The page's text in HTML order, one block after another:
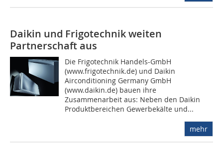
Daikin und Frigotechnik weiten
Partnerschaft aus
Die Frigotechnik Handels-GmbH
(www.frigotechnik.de) und Daikin
Airconditioning Germany GmbH
(www.daikin.de) bauen ihre
Zusammenarbeit aus: Neben den Daikin
Produktbereichen Gewerbekälte und...
mehr